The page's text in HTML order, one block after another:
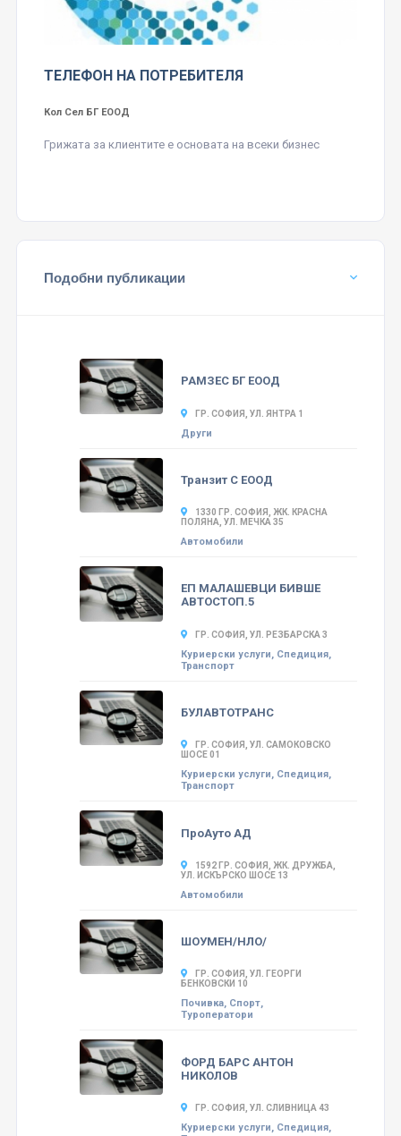
ТЕЛЕФОН НА ПОТРЕБИТЕЛЯ
Кол Сел БГ ЕООД
Грижата за клиентите е основата на всеки бизнес
Подобни публикации
РАМЗЕС БГ ЕООД
ГР. СОФИЯ, УЛ. ЯНТРА 1
Други
Транзит С ЕООД
1330 ГР. СОФИЯ, ЖК. КРАСНА
ПОЛЯНА, УЛ. МЕЧКА 35
Автомобили
ЕП МАЛАШЕВЦИ БИВШЕ
АВТОСТОП.5
ГР. СОФИЯ, УЛ. РЕЗБАРСКА 3
Куриерски услуги, Спедиция,
Транспорт
БУЛАВТОТРАНС
ГР. СОФИЯ, УЛ. САМОКОВСКО
ШОСЕ 01
Куриерски услуги, Спедиция,
Транспорт
ПроАуто АД
1592 ГР. СОФИЯ, ЖК. ДРУЖБА,
УЛ. ИСКЪРСКО ШОСЕ 13
Автомобили
ШОУМЕН/НЛО/
ГР. СОФИЯ, УЛ. ГЕОРГИ
БЕНКОВСКИ 10
Почивка, Спорт,
Туроператори
ФОРД БАРС АНТОН
НИКОЛОВ
ГР. СОФИЯ, УЛ. СЛИВНИЦА 43
Куриерски услуги, Спедиция,